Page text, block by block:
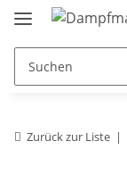
Zurück zur Liste